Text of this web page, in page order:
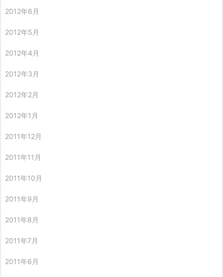
2012年6月
2012年5月
2012年4月
2012年3月
2012年2月
2012年1月
2011年12月
2011年11月
2011年10月
2011年9月
2011年8月
2011年7月
2011年6月